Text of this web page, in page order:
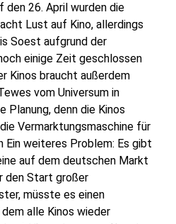
den 26. April wurden die
Lust auf Kino, allerdings
Soest aufgrund der
einige Zeit geschlossen
Kinos braucht außerdem
vom Universum in
Planung, denn die Kinos
Vermarktungsmaschine für
Ein weiteres Problem: Es gibt
auf dem deutschen Markt
den Start großer
müsste es einen
alle Kinos wieder